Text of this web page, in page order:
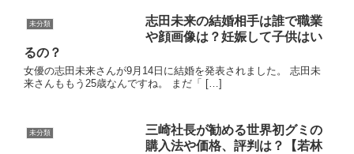
未分類
志田未来の結婚相手は誰で職業
や顔画像は？妊娠して子供はい
るの？
女優の志田未来さんが9月14日に結婚を発表されました。 志田未
来さんももう25歳なんですね。 まだ「 […]
未分類
三崎社長が勧める世界初グミの
購入法や価格、評判は？【若林